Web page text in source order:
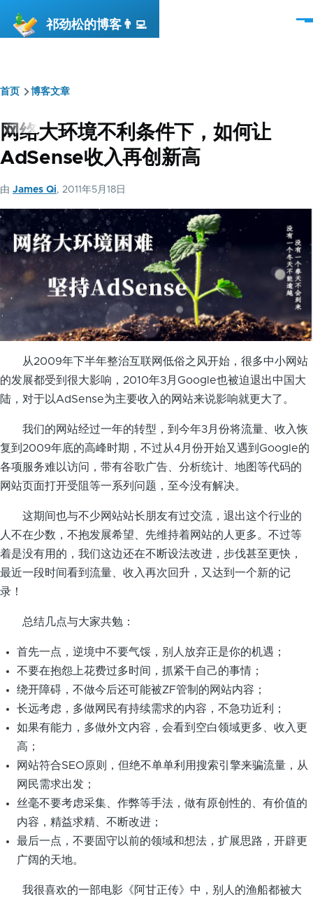
祁劲松的博客👨‍💻
菜
面
包
屑
首页 博客文章
网络大环境不利条件下，如何让
AdSense收入再创新高
由 James Qi, 2011年5月18日
从2009年下半年整治互联网低俗之风开始，很多中小网站
的发展都受到很大影响，2010年3月Google也被迫退出中国大
陆，对于以AdSense为主要收入的网站来说影响就更大了。
我们的网站经过一年的转型，到今年3月份将流量、收入恢
复到2009年底的高峰时期，不过从4月份开始又遇到Google的
各项服务难以访问，带有谷歌广告、分析统计、地图等代码的
网站页面打开受阻等一系列问题，至今没有解决。
这期间也与不少网站站长朋友有过交流，退出这个行业的
人不在少数，不抱发展希望、先维持着网站的人更多。不过等
着是没有用的，我们这边还在不断设法改进，步伐甚至更快，
最近一段时间看到流量、收入再次回升，又达到一个新的记
录！
总结几点与大家共勉：
首先一点，逆境中不要气馁，别人放弃正是你的机遇；
不要在抱怨上花费过多时间，抓紧干自己的事情；
绕开障碍，不做今后还可能被ZF管制的网站内容；
长远考虑，多做网民有持续需求的内容，不急功近利；
如果有能力，多做外文内容，会看到空白领域更多、收入更
高；
网站符合SEO原则，但绝不单单利用搜索引擎来骗流量，从
网民需求出发；
丝毫不要考虑采集、作弊等手法，做有原创性的、有价值的
内容，精益求精、不断改进；
最后一点，不要固守以前的领域和想法，扩展思路，开辟更
广阔的天地。
我很喜欢的一部电影《阿甘正传》中，别人的渔船都被大